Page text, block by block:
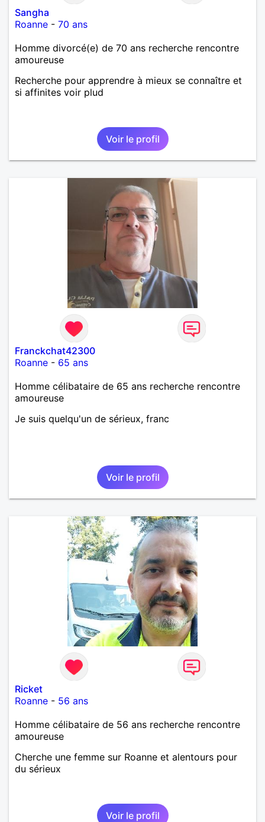
Sangha
Roanne - 70 ans
Homme divorcé(e) de 70 ans recherche rencontre
amoureuse
Recherche pour apprendre à mieux se connaître et
si affinites voir plud
Voir le profil
Franckchat42300
Roanne - 65 ans
Homme célibataire de 65 ans recherche rencontre
amoureuse
Je suis quelqu'un de sérieux, franc
Voir le profil
Ricket
Roanne - 56 ans
Homme célibataire de 56 ans recherche rencontre
amoureuse
Cherche une femme sur Roanne et alentours pour
du sérieux
Voir le profil